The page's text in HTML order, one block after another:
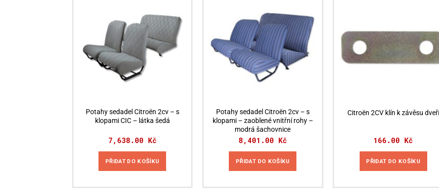
Potahy sedadel Citroën 2cv – s
klopami CIC – látka šedá
7,638.00 Kč
PŘIDAT DO KOŠÍKU
Potahy sedadel Citroën 2cv – s
klopami – zaoblené vnitřní rohy –
modrá šachovnice
8,401.00 Kč
PŘIDAT DO KOŠÍKU
Citroën 2CV klín k závěsu dveří
166.00 Kč
PŘIDAT DO KOŠÍKU